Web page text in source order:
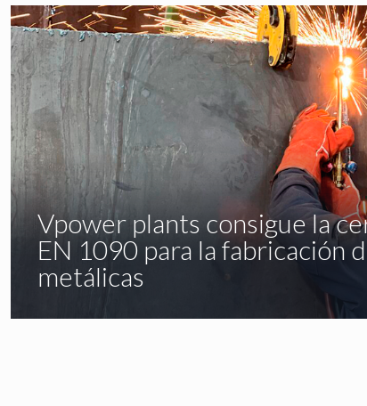
Vpower plants consigue la
EN 1090 para la fabricación
metálicas